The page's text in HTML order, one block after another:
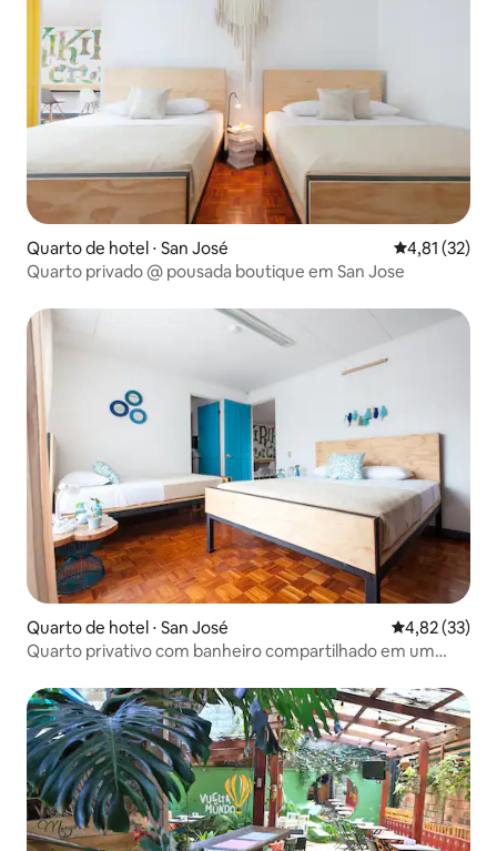
Quarto de hotel ⋅ San José 4,81 de uma
4,81 (32)
Quarto privado @ pousada boutique em San Jose
Quarto de hotel ⋅ San José 4,82 de uma
4,82 (33)
Quarto privativo com banheiro compartilhado em um